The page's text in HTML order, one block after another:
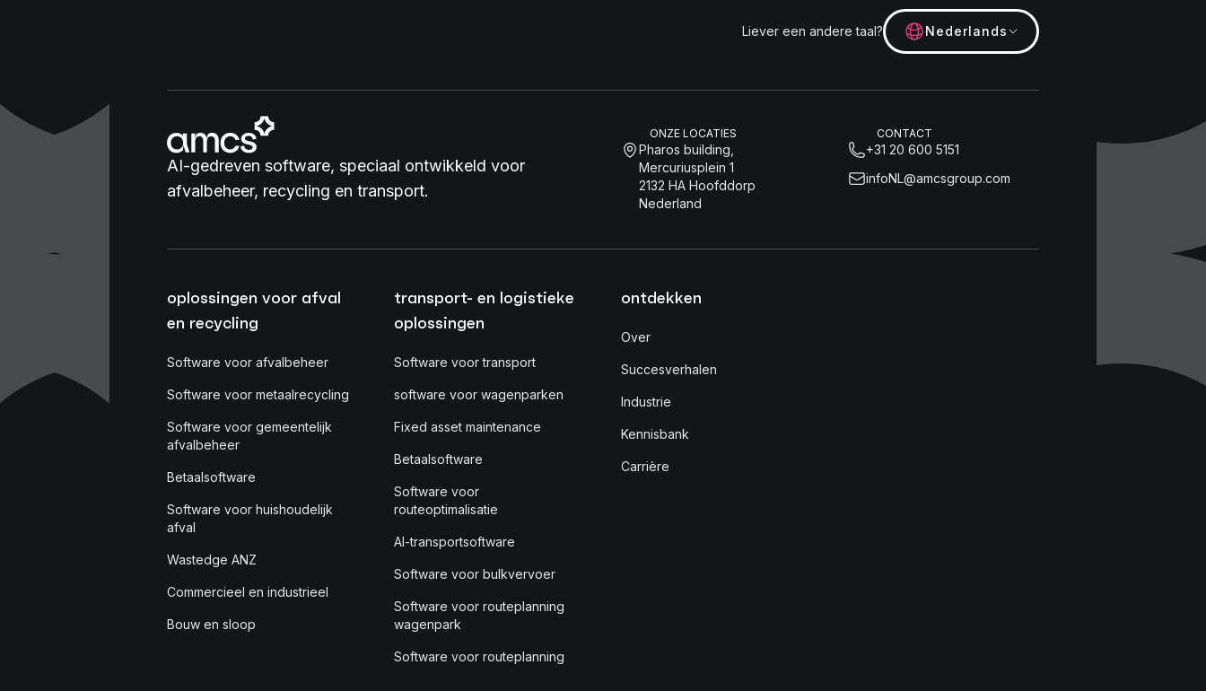
Liever een andere taal? Nederlands
AI-gedreven software, speciaal ontwikkeld voor
afvalbeheer, recycling en transport.
ONZE LOCATIES
Pharos building,
Mercuriusplein 1
2132 HA Hoofddorp
Nederland
CONTACT
+31 20 600 5151
infoNL@amcsgroup.com
oplossingen voor afval
en recycling
Software voor afvalbeheer
Software voor metaalrecycling
Software voor gemeentelijk
afvalbeheer
Betaalsoftware
Software voor huishoudelijk
afval
Wastedge ANZ
Commercieel en industrieel
Bouw en sloop
transport- en logistieke
oplossingen
Software voor transport
software voor wagenparken
Fixed asset maintenance
Betaalsoftware
Software voor
routeoptimalisatie
AI-transportsoftware
Software voor bulkvervoer
Software voor routeplanning
wagenpark
Software voor routeplanning
ontdekken
Over
Succesverhalen
Industrie
Kennisbank
Carrière